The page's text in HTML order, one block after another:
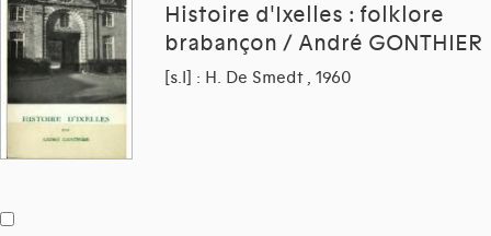
Histoire d'Ixelles : folklore
brabançon / André GONTHIER
[s.l] : H. De Smedt , 1960